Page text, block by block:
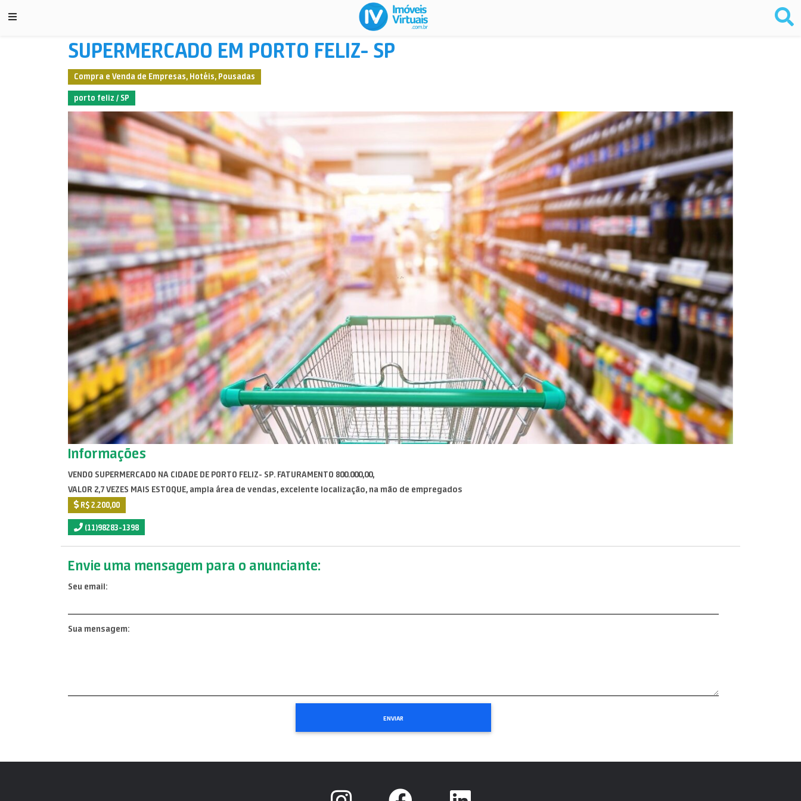
SUPERMERCADO EM PORTO FELIZ- SP
Compra e Venda de Empresas, Hotéis, Pousadas
porto feliz / SP
Informações
VENDO SUPERMERCADO NA CIDADE DE PORTO FELIZ- SP. FATURAMENTO 800.000,00,
VALOR 2,7 VEZES MAIS ESTOQUE, ampla área de vendas, excelente localização, na mão de empregados
R$ 2.200,00
(11)98283-1398
Envie uma mensagem para o anunciante:
Seu email:
Sua mensagem: